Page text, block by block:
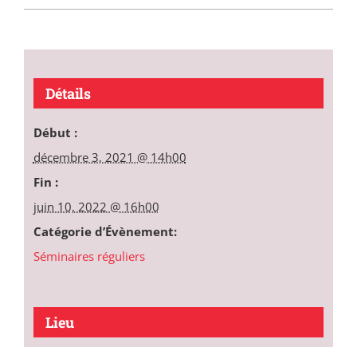
Détails
Début :
décembre 3, 2021 @ 14h00
Fin :
juin 10, 2022 @ 16h00
Catégorie d’Évènement:
Séminaires réguliers
Lieu